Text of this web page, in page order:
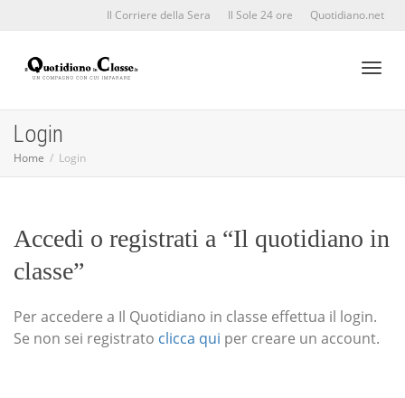
Il Corriere della Sera Il Sole 24 ore Quotidiano.net
Login
Home Login
Accedi o registrati a “Il quotidiano in
classe”
Per accedere a Il Quotidiano in classe effettua il login.
Se non sei registrato clicca qui per creare un account.